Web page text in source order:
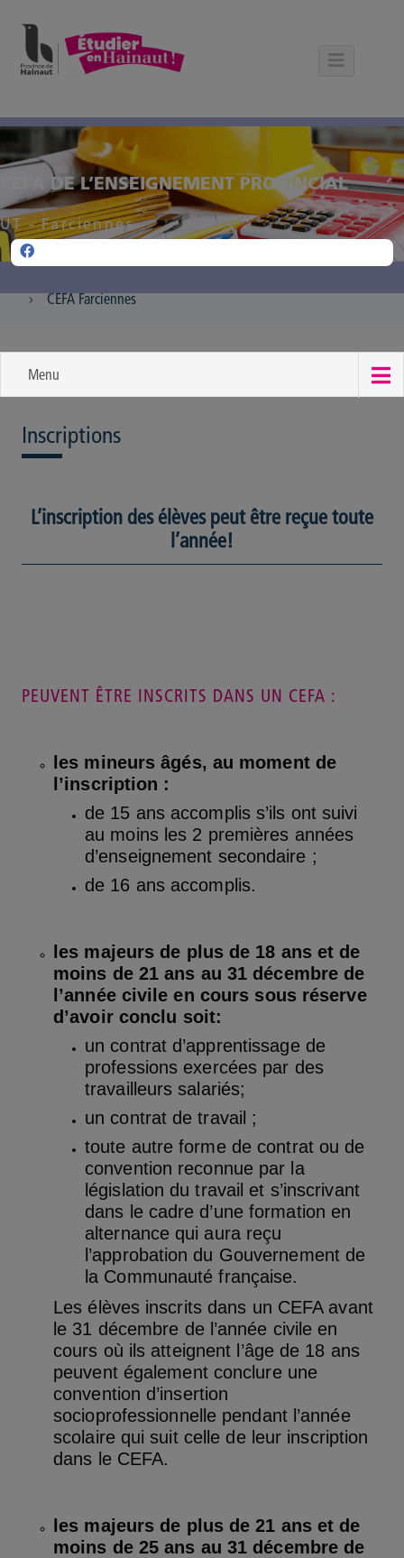
CEFA DE L’ENSEIGNEMENT PROVINCIAL
UT - Farciennes
CEFA Farciennes
Menu
Inscriptions
L’inscription des élèves peut être reçue toute
l’année!
PEUVENT ÊTRE INSCRITS DANS UN CEFA :
les mineurs âgés, au moment de
l’inscription :
de 15 ans accomplis s’ils ont suivi
au moins les 2 premières années
d’enseignement secondaire ;
de 16 ans accomplis.
les majeurs de plus de 18 ans et de
moins de 21 ans au 31 décembre de
l’année civile en cours sous réserve
d’avoir conclu soit:
un contrat d’apprentissage de
professions exercées par des
travailleurs salariés;
un contrat de travail ;
toute autre forme de contrat ou de
convention reconnue par la
législation du travail et s’inscrivant
dans le cadre d’une formation en
alternance qui aura reçu
l’approbation du Gouvernement de
la Communauté française.
Les élèves inscrits dans un CEFA avant
le 31 décembre de l’année civile en
cours où ils atteignent l’âge de 18 ans
peuvent également conclure une
convention d’insertion
socioprofessionnelle pendant l’année
scolaire qui suit celle de leur inscription
dans le CEFA.
les majeurs de plus de 21 ans et de
moins de 25 ans au 31 décembre de